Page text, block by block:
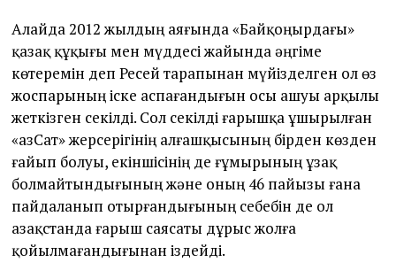
Алайда 2012 жылдың аяғында «Байқоңырдағы»
қазақ құқығы мен мүддесі жайында әңгіме
көтеремін деп Ресей тарапынан мүйізделген ол өз
жоспарының іске аспағандығын осы ашуы арқылы
жеткізген секілді. Сол секілді ғарышқа ұшырылған
«ҚазСат» жерсерігінің алғашқысының бірден көзден
ғайып болуы, екіншісінің де ғұмырының ұзақ
болмайтындығының және оның 46 пайызы ғана
пайдаланып отырғандығының себебін де ол
Қазақстанда ғарыш саясаты дұрыс жолға
қойылмағандығынан іздейді.